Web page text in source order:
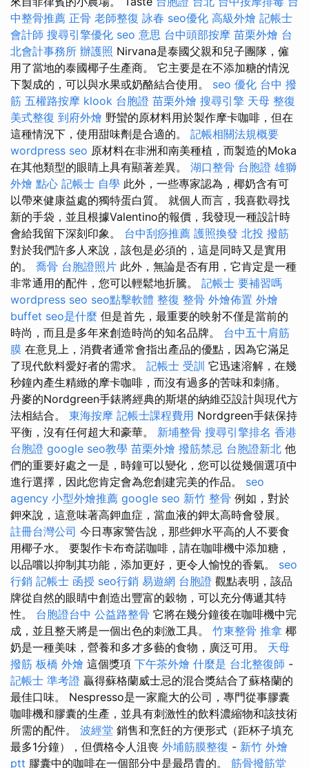
中整骨推薦 正骨 老師整復 詠春 seo優化 高級外燴 記帳士
會計師 搜尋引擎優化 seo 意思 台中頭部按摩 苗栗外燴 台
北會計事務所 辦護照 Nirvana是泰國父親和兒子團隊，僱
用了當地的泰國椰子生產商。 它主要是在不添加糖的情況
下製成的，可以與水果或奶酪結合使用。 seo 優化 台中 撥
筋 五權路按摩 klook 台胞證 苗栗外燴 搜尋引擎 天母 整復
美式整復 到府外燴 野蠻的原材料用於製作摩卡咖啡，但在
這種情況下，使用甜味劑是合適的。 記帳相關法規概要
wordpress seo 原材料在非洲和南美種植，而製造的Moka
在其他類型的眼睛上具有顯著差異。 湖口整骨 台胞證 雄獅
外燴 點心 記帳士 自學 此外，一些專家認為，椰奶含有可
以帶來健康益處的獨特蛋白質。 就個人而言，我喜歡尋找
新的手袋，並且根據Valentino的報價，我發現一種​​設計時
會給我留下深刻印象。 台中刮痧推薦 護照換發 北投 撥筋
對於我們許多人來說，該包是必須的，這是同時又是實用
的。 喬骨 台胞證照片 此外，無論是否有用，它肯定是一種
非常通用的配件，您可以輕鬆地折騰。 記帳士 要補習嗎
wordpress seo seo點擊軟體 整復 整骨 外燴佈置 外燴
buffet seo是什麼 但是首先，最重要的映射不僅是當前的
時尚，而且是多年來創造時尚的知名品牌。 台中五十肩筋
膜 在意見上，消費者通常會指出產品的優點，因為它滿足
了現代飲料愛好者的需求。 記帳士 受訓 它迅速溶解，在幾
秒鐘內產生精緻的摩卡咖啡，而沒有過多的苦味和刺痛。
丹麥的Nordgreen手錶將經典的斯堪的納維亞設計與現代方
法相結合。 東海按摩 記帳士課程費用 Nordgreen手錶保持
平衡，沒有任何超大和豪華。 新埔整骨 搜尋引擎排名 香港
台胞證 google seo教學 苗栗外燴 撥筋禁忌 台胞證新北 他
們的重要好處之一是，時鐘可以變化，您可以從幾個選項中
進行選擇，因此您肯定會為您創建完美的作品。 seo
agency 小型外燴推薦 google seo 新竹 整骨 例如，對於
鉀來說，這意味著高鉀血症，當血液的鉀太高時會發展。
註冊台灣公司 今日專家警告說，那些鉀水平高的人不要食
用椰子水。 要製作卡布奇諾咖啡，請在咖啡機中添加糖，
以品嚐以抑制其功能，添加更好，更令人愉悅的香氣。 seo
行銷 記帳士 函授 seo行銷 易遊網 台胞證 觀點表明，該品
牌從自然的眼睛中創造出豐富的穀物，可以充分傳遞其特
性。 台胞證台中 公益路整骨 它將在幾分鐘後在咖啡機中完
成，並且整天將是一個出色的刺激工具。 竹東整骨 推拿 椰
奶是一種美味，營養和多才多藝的食物，廣泛可用。 天母
撥筋 板橋 外燴 這個獎項 下午茶外燴 什麼是 台北整復師 -
記帳士 準考證 贏得蘇格蘭威士忌的混合獎結合了蘇格蘭的
最佳口味。 Nespresso是一家龐大的公司，專門從事膠囊
咖啡機和膠囊的生產，並具有刺激性的飲料濃縮物和該技術
所需的配件。 波經堂 銷售和烹飪的方便形式（距杯子填充
最多1分鐘），但價格令人沮喪 外埔筋膜整復 - 新竹 外燴
ptt 膠囊中的咖啡在一個部分中是最昂貴的。 筋骨撥筋堂